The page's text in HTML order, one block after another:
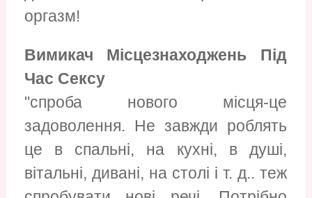
оргазм!
Вимикач Місцезнаходжень Під
Час Сексу
"спроба нового місця-це
задоволення. Не завжди роблять
це в спальні, на кухні, в душі,
вітальні, дивані, на столі і т. д.. теж